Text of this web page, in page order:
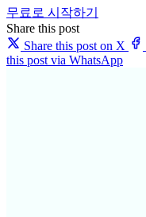
무료로 시작하기
Share this post
Share this post on X
this post via WhatsApp